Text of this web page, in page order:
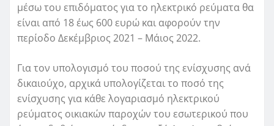
μέσω του επιδόματος για το ηλεκτρικό ρεύματα θα
είναι από 18 έως 600 ευρώ και αφορούν την
περίοδο Δεκέμβριος 2021 – Μάιος 2022.
Για τον υπολογισμό του ποσού της ενίσχυσης ανά
δικαιούχο, αρχικά υπολογίζεται το ποσό της
ενίσχυσης για κάθε λογαριασμό ηλεκτρικού
ρεύματος οικιακών παροχών του εσωτερικού που